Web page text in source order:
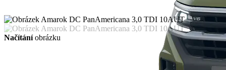
Načítáníobrázku